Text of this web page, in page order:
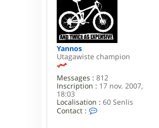
Yannos
Utagawiste champion
Messages : 812
Inscription : 17 nov. 2007,
18:03
Localisation : 60 Senlis
Contact :